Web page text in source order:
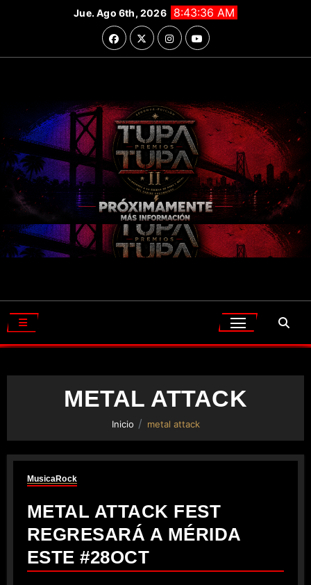
Jue. Ago 6th, 2026 8:43:36 AM
METAL ATTACK
Inicio metal attack
MusicaRock
METAL ATTACK FEST
REGRESARÁ A MÉRIDA
ESTE #28OCT